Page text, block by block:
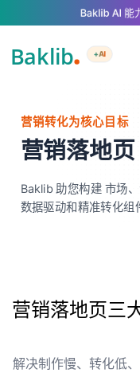
A Markdown version of
Baklib AI 能
+AI
营销转化为核心目标
营销落地页
Baklib 助您构建 市场
数据驱动和精准转化组
营销落地页三
解决制作慢、转化低